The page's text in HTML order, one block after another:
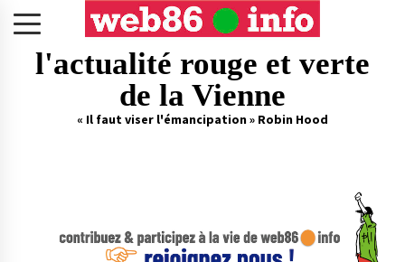
l'actualité rouge et verte
de la Vienne
« Il faut viser l'émancipation » Robin Hood